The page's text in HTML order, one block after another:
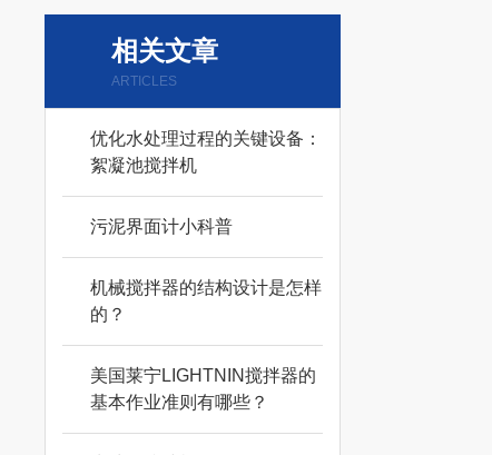
相关文章
ARTICLES
优化水处理过程的关键设备：
絮凝池搅拌机
污泥界面计小科普
机械搅拌器的结构设计是怎样
的？
美国莱宁LIGHTNIN搅拌器的
基本作业准则有哪些？